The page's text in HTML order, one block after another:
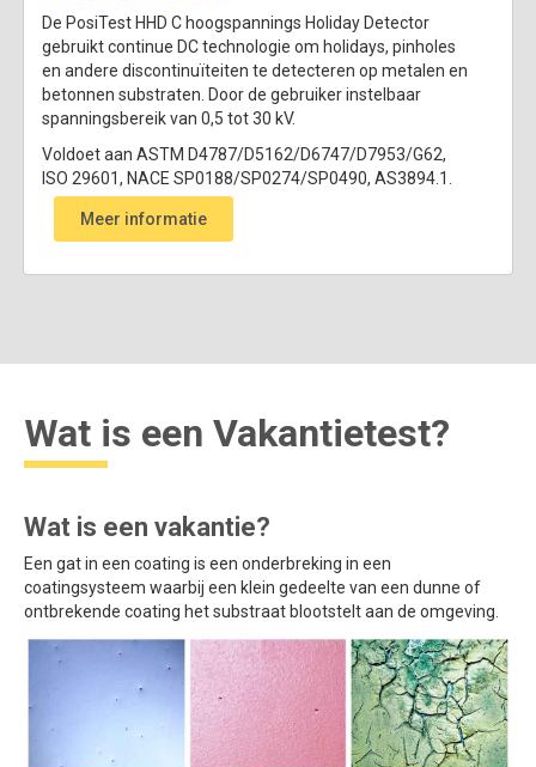
De PosiTest HHD C hoogspannings Holiday Detector
gebruikt continue DC technologie om holidays, pinholes
en andere discontinuïteiten te detecteren op metalen en
betonnen substraten. Door de gebruiker instelbaar
spanningsbereik van 0,5 tot 30 kV.
Voldoet aan ASTM D4787/D5162/D6747/D7953/G62,
ISO 29601, NACE SP0188/SP0274/SP0490, AS3894.1.
Meer informatie
Wat is een Vakantietest?
Wat is een vakantie?
Een gat in een coating is een onderbreking in een
coatingsysteem waarbij een klein gedeelte van een dunne of
ontbrekende coating het substraat blootstelt aan de omgeving.